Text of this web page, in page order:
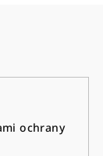
ochrany